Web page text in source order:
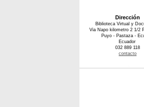
Dirección
Biblioteca Virtual y
Via Napo kilometro 2 1/2
Puyo - Pastaza -
Ecuador
032 889 118
contacto